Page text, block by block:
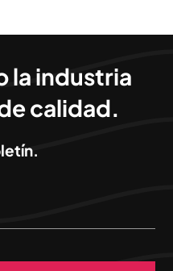
la industria
calidad.